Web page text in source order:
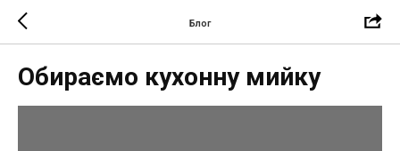
Блог
Обираємо кухонну мийку